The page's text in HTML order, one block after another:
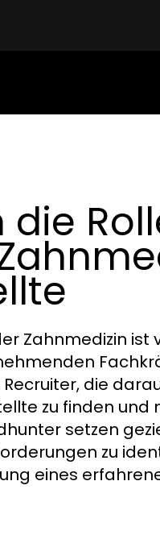
Zahnmedizin
die
zu finden und
setzen
zu
eines